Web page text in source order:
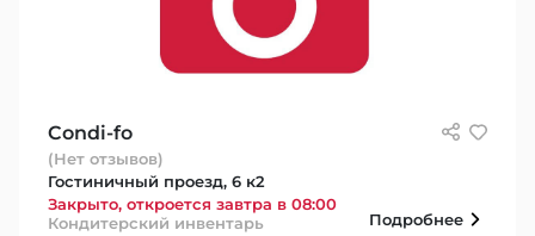
Condi-fo
(Нет отзывов)
Гостиничный проезд, 6 к2
Закрыто, откроется завтра в 08:00
Кондитерский инвентарь
Подробнее